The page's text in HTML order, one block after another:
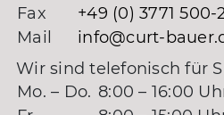
Fax
+49 (0) 3771 500-
Mail
info@curt-
Wir sind telefonisch für
Mo. – Do. 8:00 – 16:00